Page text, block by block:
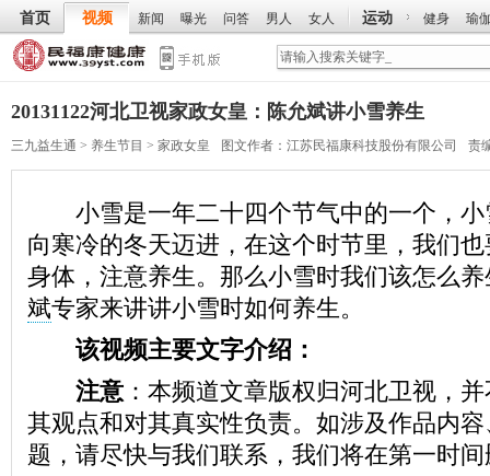
首页 视频 新闻 曝光 问答 男人 女人 运动 健身 瑜
20131122河北卫视家政女皇：陈允斌讲小雪养生
三九益生通 > 养生节目 > 家政女皇 图文作者： 江苏民福康科技股份有限公司 责
小雪是一年二十四个节气中的一个，小
向寒冷的冬天迈进，在这个时节里，我们
身体，注意养生。那么小雪时我们该怎么
斌专家来讲讲小雪时如何养生。
该视频主要文字介绍：
注意 ：本频道文章版权归河北卫视，
其观点和对其真实性负责。如涉及作品内
题，请尽快与我们联系，我们将在第一时